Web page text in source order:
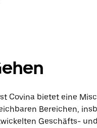
Covina bietet eine
Bereichen,
Geschäfts-